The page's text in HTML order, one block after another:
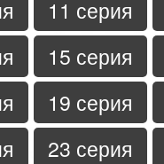
11 серия
15 серия
19 серия
23 серия